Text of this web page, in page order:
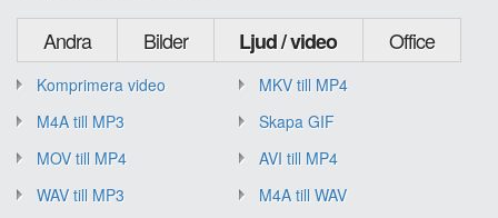
Andra Bilder Ljud / video Office
Komprimera video
MKV till MP4
M4A till MP3
Skapa GIF
MOV till MP4
AVI till MP4
WAV till MP3
M4A till WAV